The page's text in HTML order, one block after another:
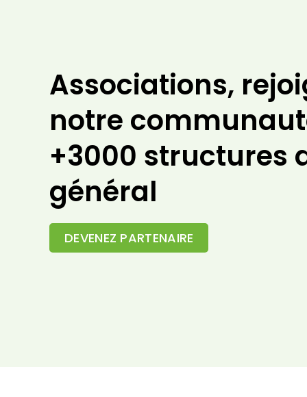
Associations,
notre
+3000 structures
général
DEVENEZ PARTENAIRE